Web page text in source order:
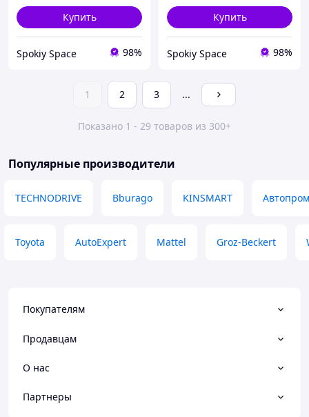
Купить
Spokiy Space 98%
Купить
Spokiy Space 98%
1 2 3 ...
Показано 1 - 29 товаров из 300+
Популярные производители
TECHNODRIVE Bburago KINSMART Автопром
Toyota AutoExpert Mattel Groz-Beckert
Покупателям
Продавцам
О нас
Партнеры